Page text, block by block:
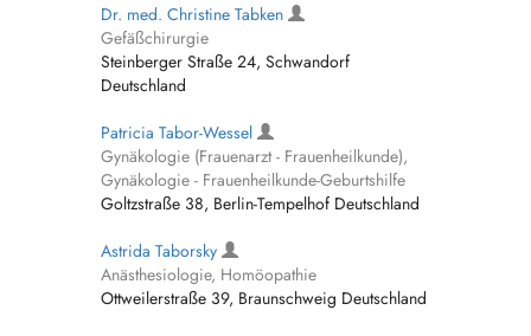
Dr. med. Christine Tabken
Gefäßchirurgie
Steinberger Straße 24, Schwandorf
Deutschland
Patricia Tabor-Wessel
Gynäkologie (Frauenarzt - Frauenheilkunde),
Gynäkologie - Frauenheilkunde-Geburtshilfe
Goltzstraße 38, Berlin-Tempelhof Deutschland
Astrida Taborsky
Anästhesiologie, Homöopathie
Ottweilerstraße 39, Braunschweig Deutschland